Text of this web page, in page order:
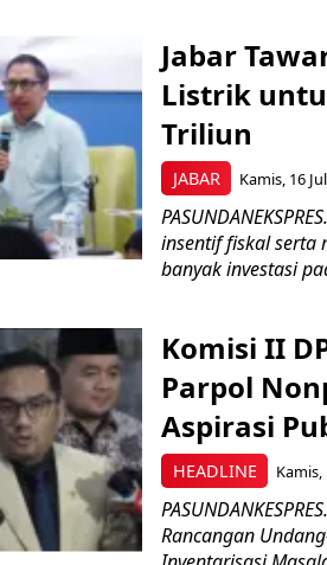
JABAR
Jabar
Listrik
Triliun
Kamis, 16
insentif fiskal serta
banyak investasi
HEADLINE
Komisi II
Parpol
Aspirasi
Kamis,
Rancangan